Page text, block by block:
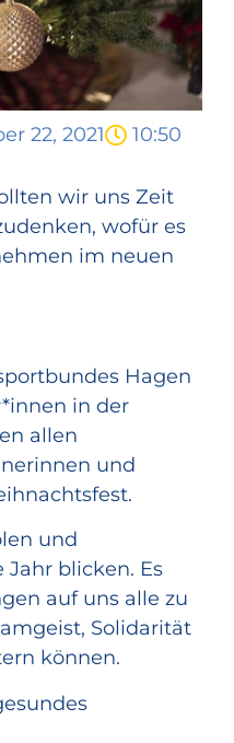
22, 2021 10:50
wir uns Zeit
wofür es
im neuen
Hagen
in der
allen
und
und
blicken. Es
auf uns alle zu
Solidarität
können.